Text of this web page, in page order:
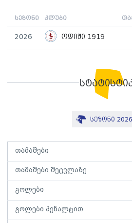
სეზონი კლუბი
2026 ოდიში 1919
სეზონი 2026
თამაშები
თამაშები შეცვლაზე
გოლები
გოლები პენალტით